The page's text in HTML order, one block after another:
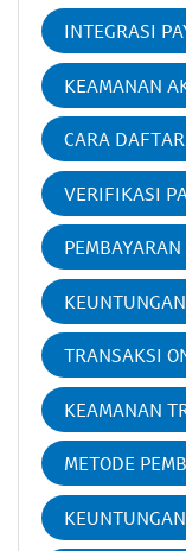
INTEGRASI
KEAMANAN
CARA
VERIFIKASI
TRANSAKSI
KEAMANAN
METODE